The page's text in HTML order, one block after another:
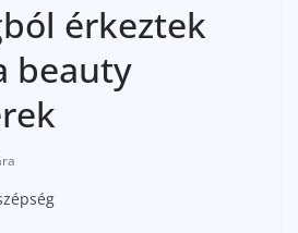
érkeztek
beauty